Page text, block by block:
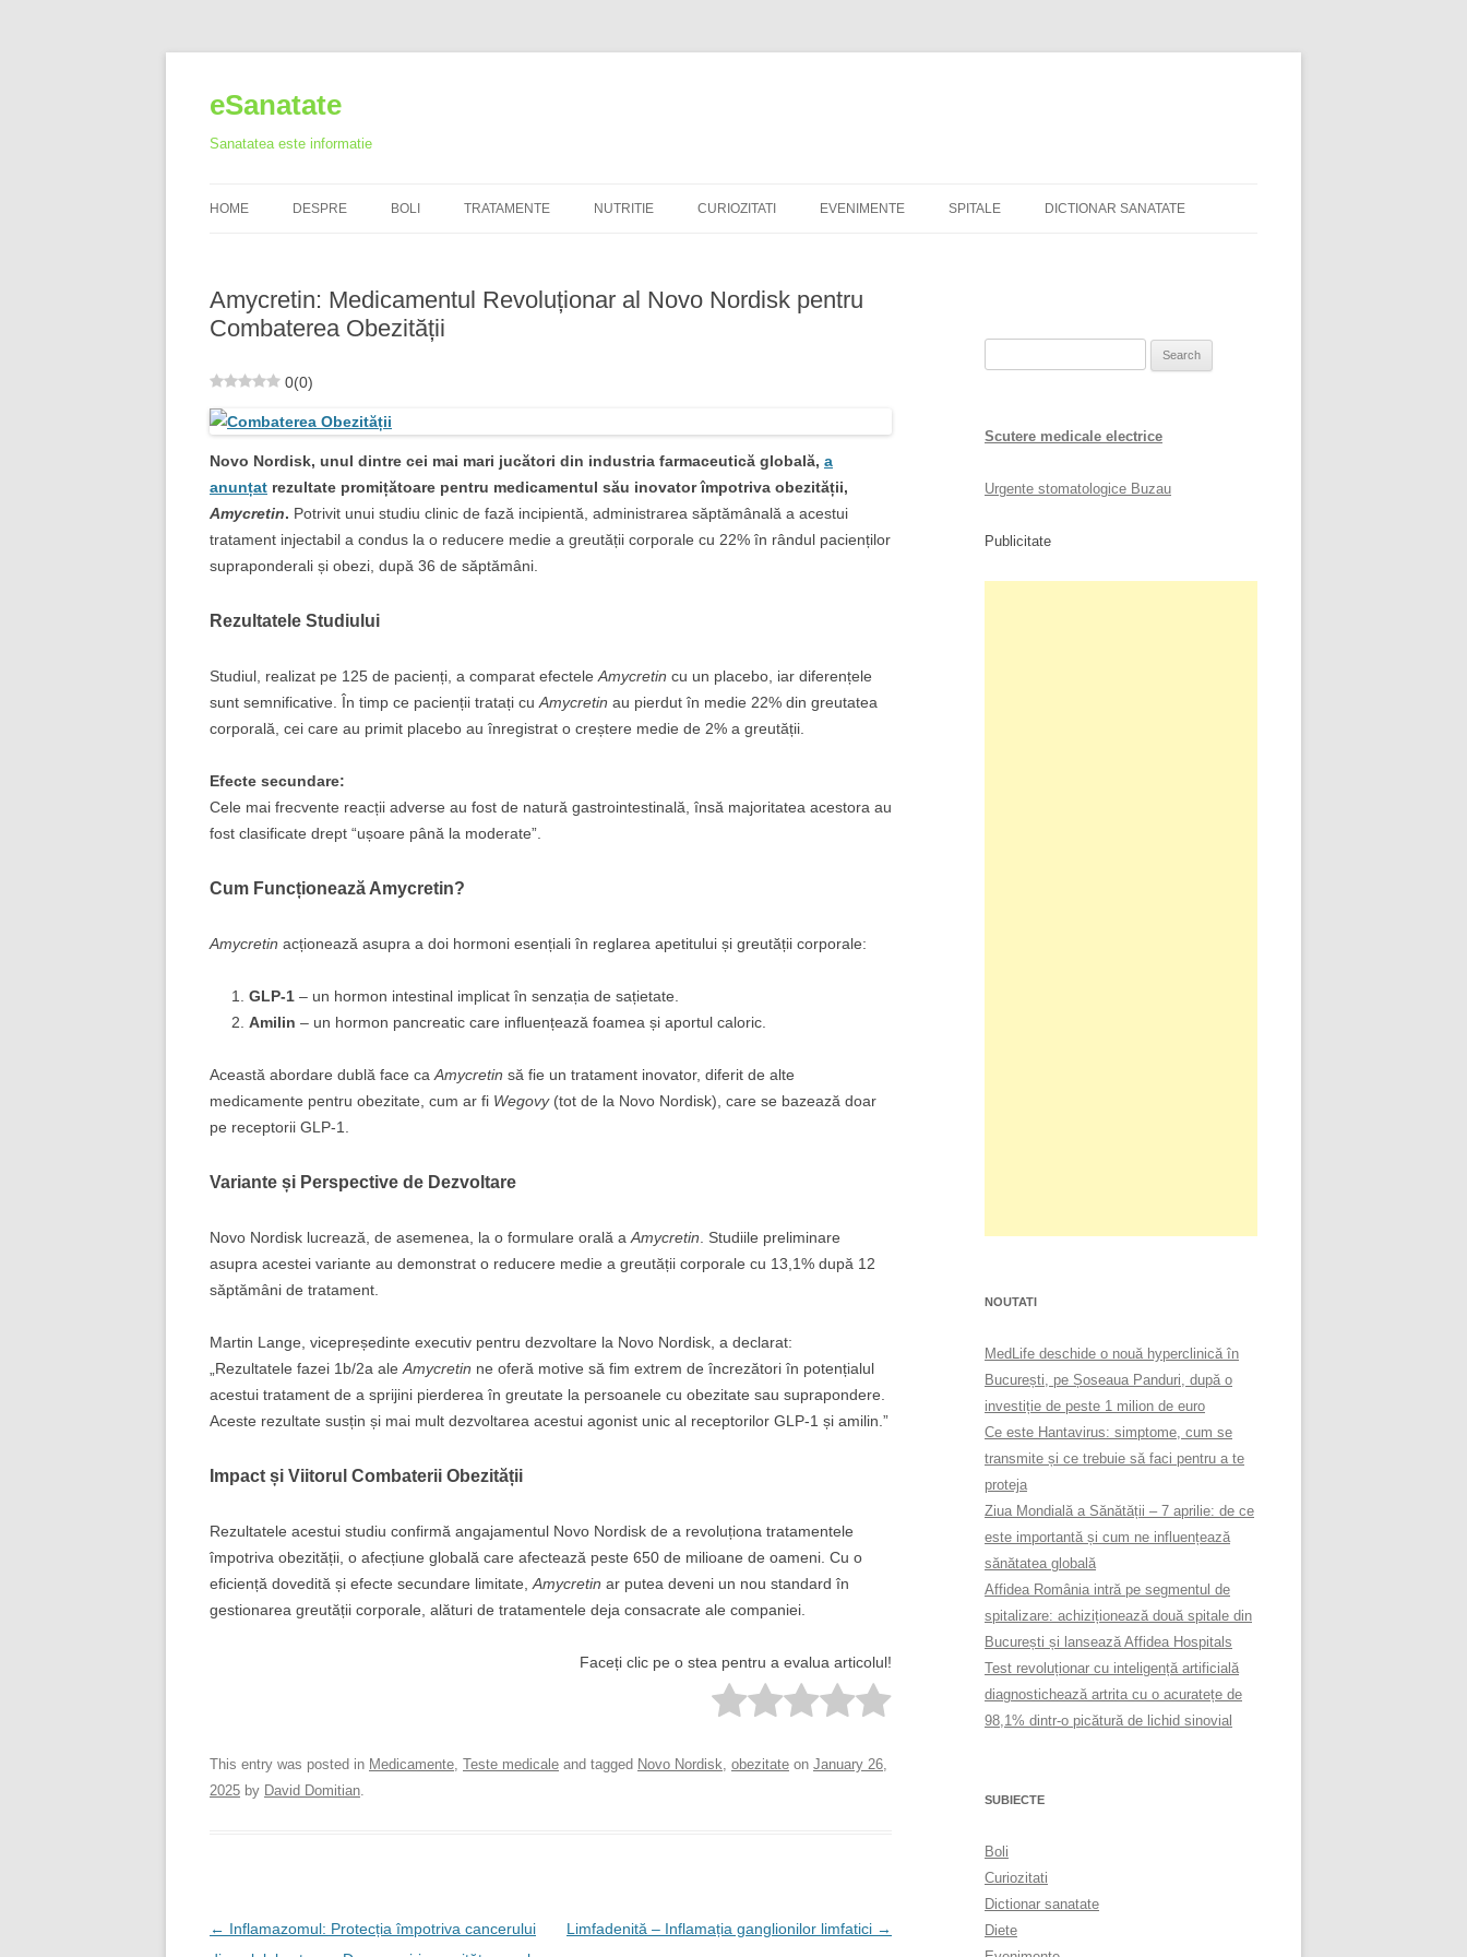
eSanatate
Sanatatea este informatie
HOME DESPRE BOLI TRATAMENTE NUTRITIE CURIOZITATI EVENIMENTE SPITALE DICTIONAR SANATATE
Amycretin: Medicamentul Revoluționar al Novo Nordisk pentru
Combaterea Obezității
0(0)
Novo Nordisk, unul dintre cei mai mari jucători din industria farmaceutică globală, a
anunțat rezultate promițătoare pentru medicamentul său inovator împotriva obezității,
Amycretin. Potrivit unui studiu clinic de fază incipientă, administrarea săptămânală a acestui
tratament injectabil a condus la o reducere medie a greutății corporale cu 22% în rândul pacienților
supraponderali și obezi, după 36 de săptămâni.
Rezultatele Studiului
Studiul, realizat pe 125 de pacienți, a comparat efectele Amycretin cu un placebo, iar diferențele
sunt semnificative. În timp ce pacienții tratați cu Amycretin au pierdut în medie 22% din greutatea
corporală, cei care au primit placebo au înregistrat o creștere medie de 2% a greutății.
Efecte secundare:
Cele mai frecvente reacții adverse au fost de natură gastrointestinală, însă majoritatea acestora au
fost clasificate drept “ușoare până la moderate”.
Cum Funcționează Amycretin?
Amycretin acționează asupra a doi hormoni esențiali în reglarea apetitului și greutății corporale:
GLP-1 – un hormon intestinal implicat în senzația de sațietate.
Amilin – un hormon pancreatic care influențează foamea și aportul caloric.
Această abordare dublă face ca Amycretin să fie un tratament inovator, diferit de alte
medicamente pentru obezitate, cum ar fi Wegovy(tot de la Novo Nordisk), care se bazează doar
pe receptorii GLP-1.
Variante și Perspective de Dezvoltare
Novo Nordisk lucrează, de asemenea, la o formulare orală a Amycretin . Studiile preliminare
asupra acestei variante au demonstrat o reducere medie a greutății corporale cu 13,1% după 12
săptămâni de tratament.
Martin Lange, vicepreședinte executiv pentru dezvoltare la Novo Nordisk, a declarat:
„Rezultatele fazei 1b/2a ale Amycretin ne oferă motive să fim extrem de încrezători în potențialul
acestui tratament de a sprijini pierderea în greutate la persoanele cu obezitate sau suprapondere.
Aceste rezultate susțin și mai mult dezvoltarea acestui agonist unic al receptorilor GLP-1 și amilin.”
Impact și Viitorul Combaterii Obezității
Rezultatele acestui studiu confirmă angajamentul Novo Nordisk de a revoluționa tratamentele
împotriva obezității, o afecțiune globală care afectează peste 650 de milioane de oameni. Cu o
eficiență dovedită și efecte secundare limitate, Amycretin ar putea deveni un nou standard în
gestionarea greutății corporale, alături de tratamentele deja consacrate ale companiei.
Faceți clic pe o stea pentru a evalua articolul!
This entry was posted in Medicamente Teste medicale and tagged Novo Nordisk obezitate on January 26,
2025 by David Domitian
Post
← Inflamazomul: Protecția împotriva cancerului
Limfadenită – Inflamația ganglionilor limfatici →
Scutere medicale electrice
Urgente stomatologice Buzau
Publicitate
NOUTATI
MedLife deschide o nouă hyperclinică în
București, pe Șoseaua Panduri, după o
investiție de peste 1 milion de euro
Ce este Hantavirus: simptome, cum se
transmite și ce trebuie să faci pentru a te
proteja
Ziua Mondială a Sănătății – 7 aprilie: de ce
este importantă și cum ne influențează
sănătatea globală
Affidea România intră pe segmentul de
spitalizare: achiziționează două spitale din
București și lansează Affidea Hospitals
Test revoluționar cu inteligență artificială
diagnostichează artrita cu o acuratețe de
98,1% dintr-o picătură de lichid sinovial
SUBIECTE
Boli
Curiozitati
Dictionar sanatate
Diete